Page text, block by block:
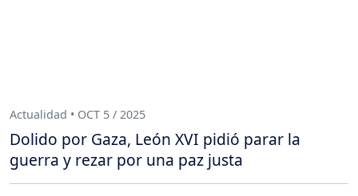
Actualidad • OCT 5 / 2025
Dolido por Gaza, León XVI pidió parar la
guerra y rezar por una paz justa